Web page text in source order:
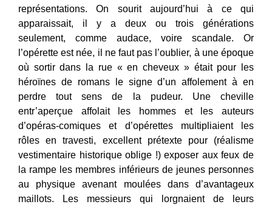
représentations. On sourit aujourd’hui à ce qui
apparaissait, il y a deux ou trois générations
seulement, comme audace, voire scandale. Or
l’opérette est née, il ne faut pas l’oublier, à une époque
où sortir dans la rue « en cheveux » était pour les
héroïnes de romans le signe d’un affolement à en
perdre tout sens de la pudeur. Une cheville
entr’aperçue affolait les hommes et les auteurs
d’opéras-comiques et d’opérettes multipliaient les
rôles en travesti, excellent prétexte pour (réalisme
vestimentaire historique oblige !) exposer aux feux de
la rampe les membres inférieurs de jeunes personnes
au physique avenant moulées dans d’avantageux
maillots. Les messieurs qui lorgnaient de leurs